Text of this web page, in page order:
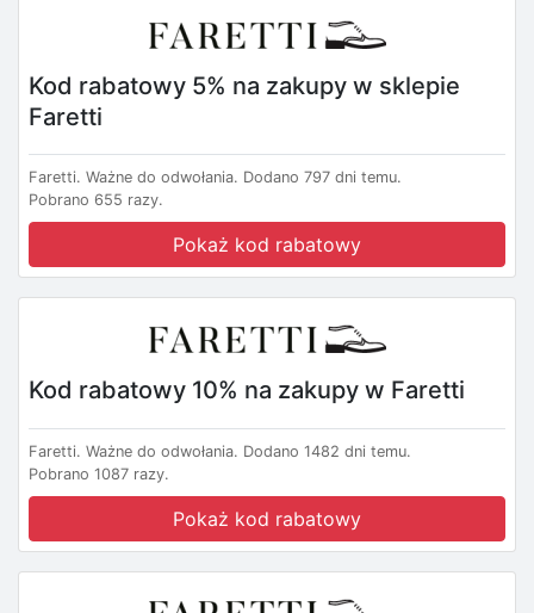
Kod rabatowy 5% na zakupy w sklepie
Faretti
Faretti. Ważne do odwołania. Dodano 797 dni temu.
Pobrano 655 razy.
Pokaż kod rabatowy
Kod rabatowy 10% na zakupy w Faretti
Faretti. Ważne do odwołania. Dodano 1482 dni temu.
Pobrano 1087 razy.
Pokaż kod rabatowy